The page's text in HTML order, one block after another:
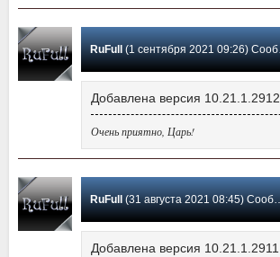
RuFull (1 сентября 2021 09:26) Сообщение #253
Добавлена версия 10.21.1.2912
Очень приятно, Царь!
RuFull (31 августа 2021 08:45) Сообщение #252
Добавлена версия 10.21.1.2911